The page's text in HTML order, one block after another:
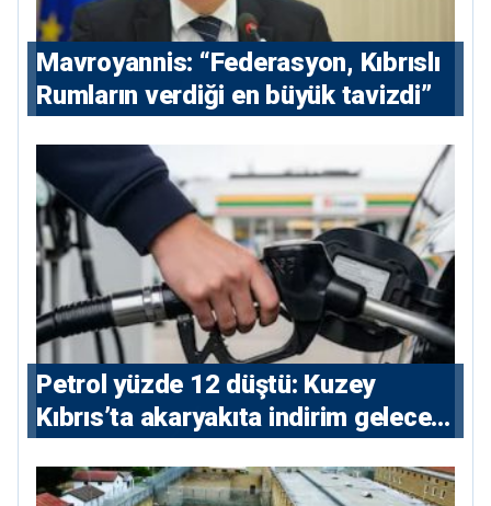
Mavroyannis: “Federasyon, Kıbrıslı
Rumların verdiği en büyük tavizdi”
Petrol yüzde 12 düştü: Kuzey
Kıbrıs’ta akaryakıta indirim gelecek